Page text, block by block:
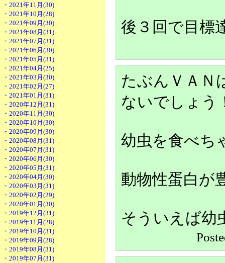
・2021年11月(30)
・2021年10月(28)
・2021年09月(30)
・2021年08月(31)
・2021年07月(31)
・2021年06月(30)
・2021年05月(31)
・2021年04月(25)
・2021年03月(30)
・2021年02月(27)
・2021年01月(31)
・2020年12月(31)
・2020年11月(30)
・2020年10月(30)
・2020年09月(30)
・2020年08月(31)
・2020年07月(31)
・2020年06月(30)
・2020年05月(31)
・2020年04月(30)
・2020年03月(31)
・2020年02月(29)
・2020年01月(30)
・2019年12月(31)
・2019年11月(28)
・2019年10月(31)
・2019年09月(28)
・2019年08月(31)
・2019年07月(31)
後３回で目標
たぶんＶＡ
ないでしょう
幼虫を食べち
動物性蛋白が
そういえば幼